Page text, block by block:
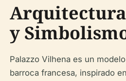
y
Palazzo Vilhena es un
barroca francesa, inspirado